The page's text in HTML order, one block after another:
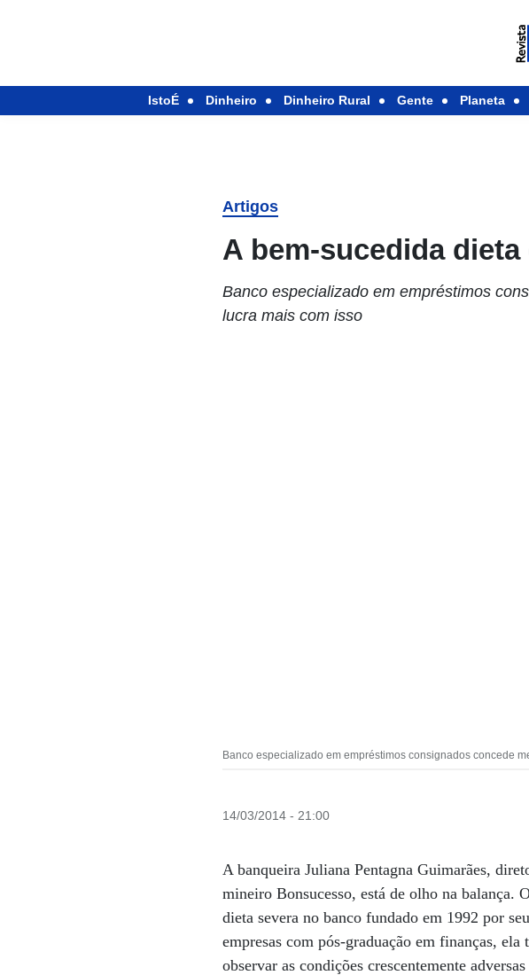
IstoÉ Dinheiro Dinheiro Rural Gente Planeta
Artigos
A bem-sucedida
Banco especializado em empréstimos
lucra mais com isso
Banco especializado em empréstimos consignados concede
14/03/2014 - 21:00
A banqueira Juliana Pentagna Guimarães,
mineiro Bonsucesso, está de olho na balança.
dieta severa no banco fundado em 1992 por
empresas com pós-graduação em finanças,
observar as condições crescentemente